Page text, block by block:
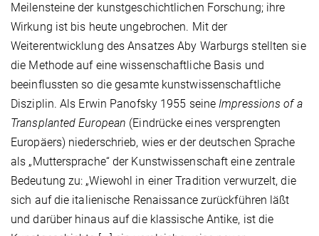
Meilensteine der kunstgeschichtlichen Forschung; ihre
Wirkung ist bis heute ungebrochen. Mit der
Weiterentwicklung des Ansatzes Aby Warburgs stellten sie
die Methode auf eine wissenschaftliche Basis und
beeinflussten so die gesamte kunstwissenschaftliche
Disziplin. Als Erwin Panofsky 1955 seineImpressions of a
Transplanted European (Eindrücke eines versprengten
Europäers) niederschrieb, wies er der deutschen Sprache
als „Muttersprache“ der Kunstwissenschaft eine zentrale
Bedeutung zu: „Wiewohl in einer Tradition verwurzelt, die
sich auf die italienische Renaissance zurückführen läßt
und darüber hinaus auf die klassische Antike, ist die